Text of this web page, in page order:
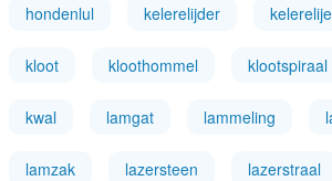
hondenlul kelerelijder
kloot kloothommel klootspiraal
kwal lamgat lammeling
lamzak lazersteen lazerstraal